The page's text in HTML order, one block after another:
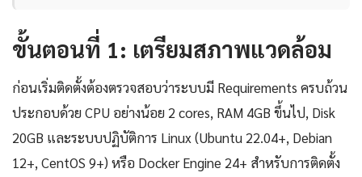
ขั้นตอนที่ 1: เตรียมสภาพแวดล้อม
ก่อนเริ่มติดตั้งต้องตรวจสอบว่าระบบมี Requirements ครบถ้วน
ประกอบด้วย CPU อย่างน้อย 2 cores, RAM 4GB ขึ้นไป, Disk
20GB และระบบปฏิบัติการ Linux (Ubuntu 22.04+, Debian
12+, CentOS 9+) หรือ Docker Engine 24+ สำหรับการติดตั้ง